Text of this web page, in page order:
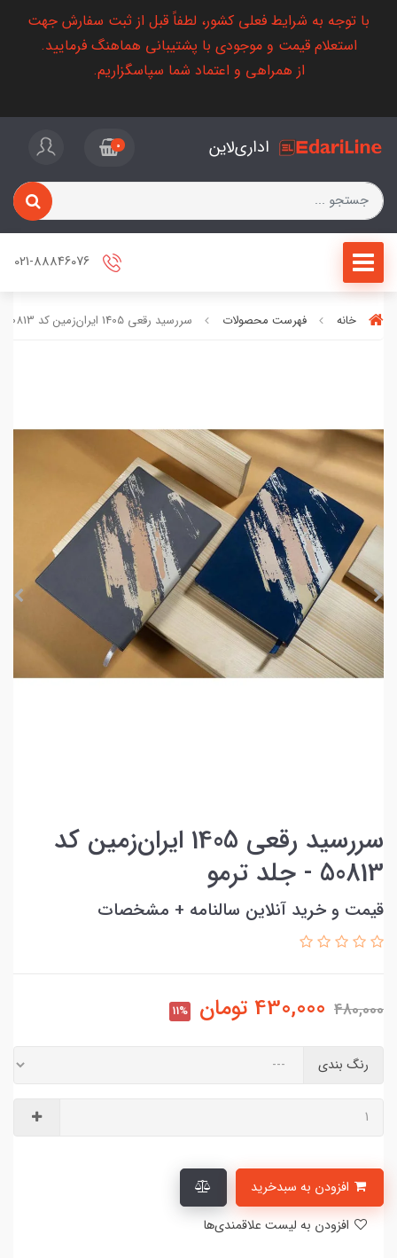
با توجه به شرایط فعلی کشور، لطفاً قبل از ثبت سفارش جهت
استعلام قیمت و موجودی با پشتیبانی هماهنگ فرمایید.
از همراهی و اعتماد شما سپاسگزاریم.
اداری‌لاین 0
خانه فهرست محصولات سررسید رقعی 1405 ایران‌زمین کد 50813 - جلد ترمو
سررسید رقعی 1405 ایران‌زمین کد
50813 - جلد ترمو
قیمت و خرید آنلاین سالنامه + مشخصات
480,000
430,000 تومان 11%
رنگ بندی